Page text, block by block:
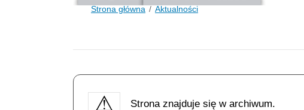
Strona główna Aktualności
Strona znajduje się w archiwum.